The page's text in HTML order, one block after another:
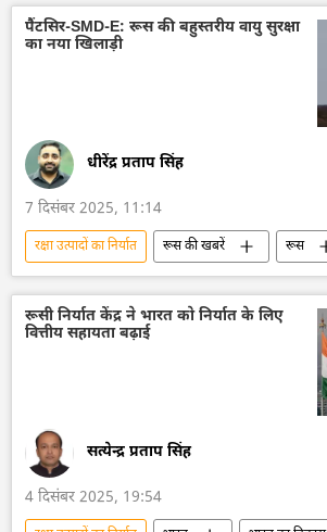
रक्षा मंत्रालय (MoD)
वायु रक्षा
पैंटसिर-SMD-E: रूस की बहुस्तरीय वायु सुरक्षा
का नया खिलाड़ी
धीरेंद्र प्रताप सिंह
7 दिसंबर 2025, 11:14
रक्षा उत्पादों का निर्यात रूस की खबरें
रूस
रूस का विकास
ड्रोन
वायु रक्षा
रक्षा मंत्रालय (MoD)
रक्षा-पंक्ति
राष्ट्रीय सुरक्षा
रूसी निर्यात केंद्र ने भारत को निर्यात के लिए
वित्तीय सहायता बढ़ाई
सत्येन्द्र प्रताप सिंह
4 दिसंबर 2025, 19:54